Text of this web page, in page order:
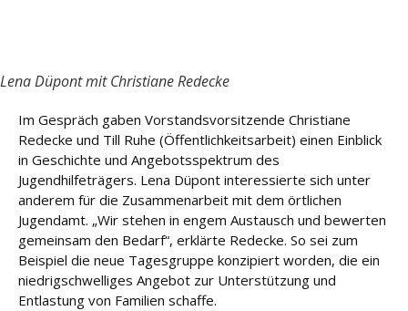
n
Kont
akt
Lena Düpont mit Christiane Redecke
Im Gespräch gaben Vorstandsvorsitzende Christiane
Redecke und Till Ruhe (Öffentlichkeitsarbeit) einen Einblick
in Geschichte und Angebotsspektrum des
Jugendhilfeträgers. Lena Düpont interessierte sich unter
anderem für die Zusammenarbeit mit dem örtlichen
Jugendamt. „Wir stehen in engem Austausch und bewerten
gemeinsam den Bedarf“, erklärte Redecke. So sei zum
Beispiel die neue Tagesgruppe konzipiert worden, die ein
niedrigschwelliges Angebot zur Unterstützung und
Entlastung von Familien schaffe.